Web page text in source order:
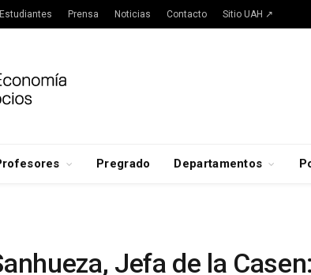
Estudiantes Prensa Noticias Contacto Sitio UAH ↗
Pregrado Departamentos
Jefa de la